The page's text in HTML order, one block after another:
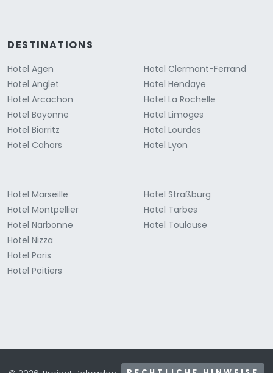
DESTINATIONS
Hotel Agen
Hotel Anglet
Hotel Arcachon
Hotel Bayonne
Hotel Biarritz
Hotel Cahors
Hotel Clermont-Ferrand
Hotel Hendaye
Hotel La Rochelle
Hotel Limoges
Hotel Lourdes
Hotel Lyon
Hotel Marseille
Hotel Montpellier
Hotel Narbonne
Hotel Nizza
Hotel Paris
Hotel Poitiers
Hotel Straßburg
Hotel Tarbes
Hotel Toulouse